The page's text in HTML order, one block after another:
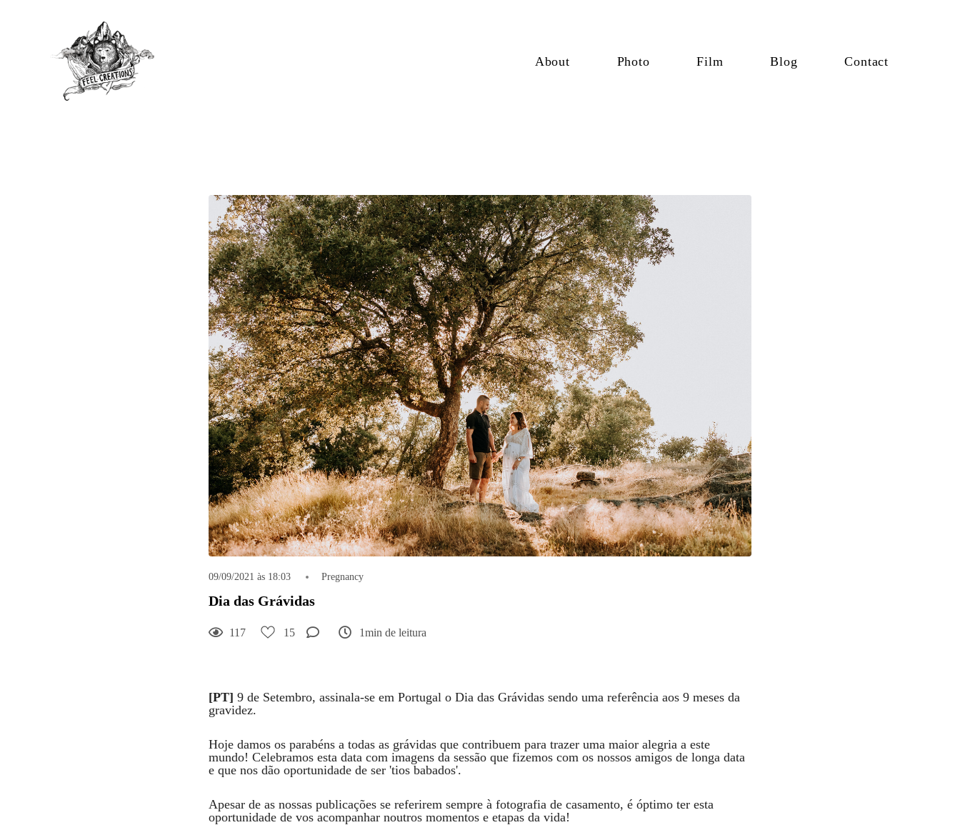
About Photo Film Blog Contact
09/09/2021 às 18:03 Pregnancy
Dia das Grávidas
117 15 1min de leitura
[PT] 9 de Setembro, assinala-se em Portugal o Dia das Grávidas sendo uma referência aos 9 meses da
gravidez.
Hoje damos os parabéns a todas as grávidas que contribuem para trazer uma maior alegria a este
mundo! Celebramos esta data com imagens da sessão que fizemos com os nossos amigos de longa data
e que nos dão oportunidade de ser 'tios babados'.
Apesar de as nossas publicações se referirem sempre à fotografia de casamento, é óptimo ter esta
oportunidade de vos acompanhar noutros momentos e etapas da vida!